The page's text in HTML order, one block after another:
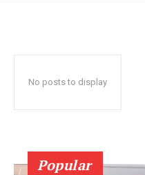
No posts to display
Popular